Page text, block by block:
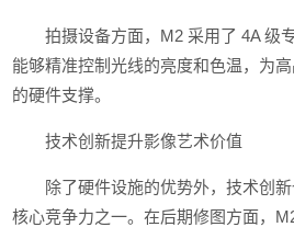
拍摄设备方面，M2 采用了 4A 级
能够精准控制光线的亮度和色温，为
的硬件支撑。
技术创新提升影像艺术价值
除了硬件设施的优势外，技术创
核心竞争力之一。在后期修图方面，